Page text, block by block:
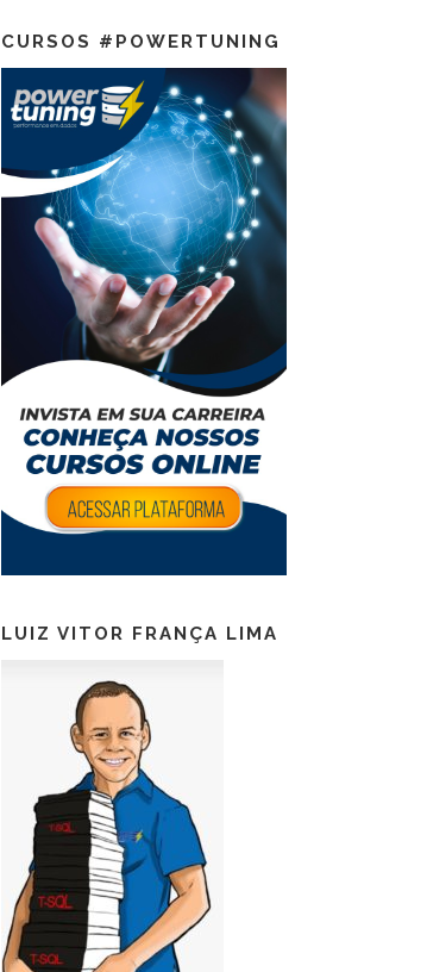
CURSOS #POWERTUNING
LUIZ VITOR FRANÇA LIMA